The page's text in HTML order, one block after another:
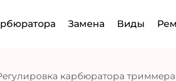
Замена Виды